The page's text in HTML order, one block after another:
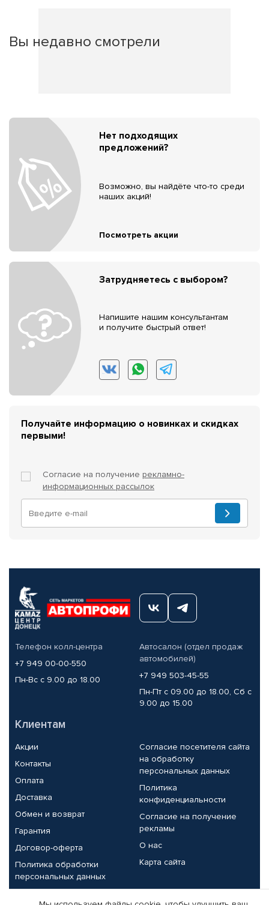
Вы недавно смотрели
Нет подходящих
предложений?
Возможно, вы найдёте что-то среди
наших акций!
Посмотреть акции
Затрудняетесь с выбором?
Напишите нашим консультантам
и получите быстрый ответ!
Получайте информацию о новинках и скидках
первыми!
Согласие на получение рекламно-
информационных рассылок
Телефон колл-центра
+7 949 00-00-550
Пн-Вс с 9.00 до 18.00
Автосалон (отдел продаж
автомобилей)
+7 949 503-45-55
Пн-Пт с 09.00 до 18.00, Сб с
9.00 до 15.00
Клиентам
Акции
Контакты
Оплата
Доставка
Обмен и возврат
Гарантия
Договор-оферта
Политика обработки
персональных данных
Согласие посетителя сайта
на обработку
персональных данных
Политика
конфиденциальности
Согласие на получение
рекламы
О нас
Карта сайта